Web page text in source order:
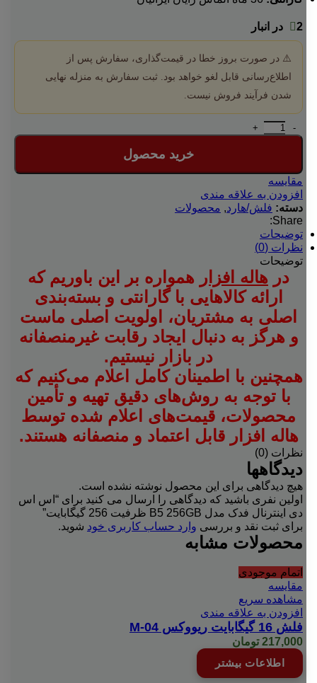
2 در انبار
⚠️ در صورت بروز خطا در قیمت‌گذاری، سفارش پس از
اطلاع‌رسانی قابل لغو خواهد بود. ثبت سفارش به منزله نهایی
شدن فرآیند فروش نیست.
اس اس دی اینترنال فدک مدل B5 256GB ظرفیت 256 گیگابایت عدد
خرید محصول
مقایسه
افزودن به علاقه مندی
دسته: فلش/هارد, محصولات
Share:
توضیحات
نظرات (0)
توضیحات
در هاله افزار همواره بر این باوریم که
ارائه کالاهایی با گارانتی و بسته‌بندی
اصلی به مشتریان، اولویت اصلی ماست
و هرگز به دنبال ایجاد رقابت غیرمنصفانه
در بازار نیستیم.
همچنین با اطمینان کامل اعلام می‌کنیم که
با توجه به روش‌های دقیق تهیه و تأمین
محصولات، قیمت‌های اعلام شده توسط
هاله افزار قابل اعتماد و منصفانه هستند.
نظرات (0)
دیدگاهها
هیچ دیدگاهی برای این محصول نوشته نشده است.
اولین نفری باشید که دیدگاهی را ارسال می کنید برای “اس اس
دی اینترنال فدک مدل B5 256GB ظرفیت 256 گیگابایت”
برای ثبت نقد و بررسی وارد حساب کاربری خود شوید.
محصولات مشابه
اتمام موجودی
مقایسه
مشاهده سریع
افزودن به علاقه مندی
فلش 16 گیگابایت ریووکس M-04
217,000 تومان
اطلاعات بیشتر